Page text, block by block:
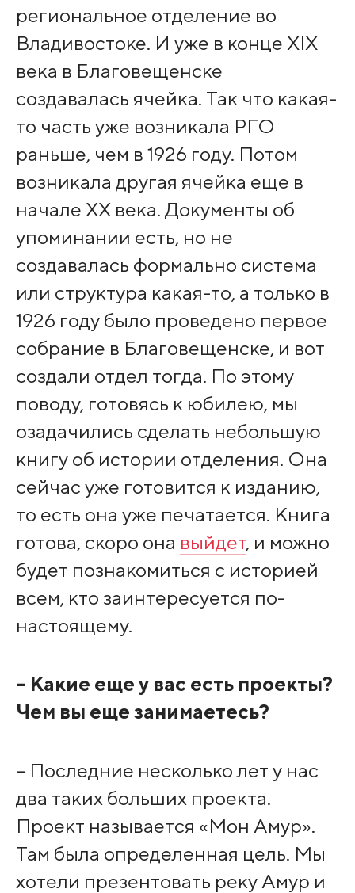
региональное отделение во
Владивостоке. И уже в конце XIX
века в Благовещенске
создавалась ячейка. Так что какая-
то часть уже возникала РГО
раньше, чем в 1926 году. Потом
возникала другая ячейка еще в
начале XX века. Документы об
упоминании есть, но не
создавалась формально система
или структура какая-то, а только в
1926 году было проведено первое
собрание в Благовещенске, и вот
создали отдел тогда. По этому
поводу, готовясь к юбилею, мы
озадачились сделать небольшую
книгу об истории отделения. Она
сейчас уже готовится к изданию,
то есть она уже печатается. Книга
готова, скоро она выйдет, и можно
будет познакомиться с историей
всем, кто заинтересуется по-
настоящему.
– Какие еще у вас есть проекты?
Чем вы еще занимаетесь?
– Последние несколько лет у нас
два таких больших проекта.
Проект называется «Мон Амур».
Там была определенная цель. Мы
хотели презентовать реку Амур и